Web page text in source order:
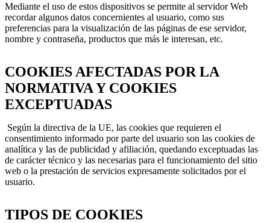
Mediante el uso de estos dispositivos se permite al servidor Web
recordar algunos datos concernientes al usuario, como sus
preferencias para la visualización de las páginas de ese servidor,
nombre y contraseña, productos que más le interesan, etc.
COOKIES AFECTADAS POR LA
NORMATIVA Y COOKIES
EXCEPTUADAS
Según la directiva de la UE, las cookies que requieren el
consentimiento informado por parte del usuario son las cookies de
analítica y las de publicidad y afiliación, quedando exceptuadas las
de carácter técnico y las necesarias para el funcionamiento del sitio
web o la prestación de servicios expresamente solicitados por el
usuario.
TIPOS DE COOKIES